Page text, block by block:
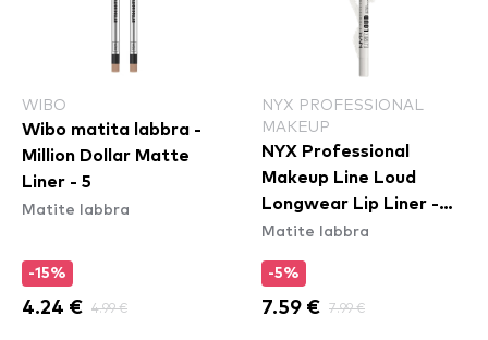
WIBO
Wibo matita labbra -
Million Dollar Matte
Liner - 5
Matite labbra
-15%
4.24 € 4.99 €
NYX PROFESSIONAL
MAKEUP
NYX Professional
Makeup Line Loud
Longwear Lip Liner -
Gimme Drama
Matite labbra
-5%
7.59 € 7.99 €